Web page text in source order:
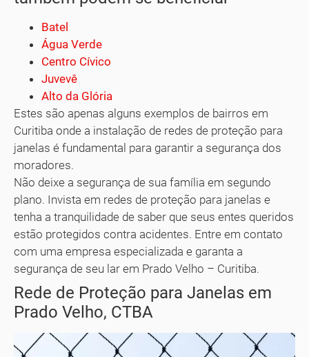
Batel
Água Verde
Centro Cívico
Juvevê
Alto da Glória
Estes são apenas alguns exemplos de bairros em
Curitiba onde a instalação de redes de proteção para
janelas é fundamental para garantir a segurança dos
moradores.
Não deixe a segurança de sua família em segundo
plano. Invista em redes de proteção para janelas e
tenha a tranquilidade de saber que seus entes queridos
estão protegidos contra acidentes. Entre em contato
com uma empresa especializada e garanta a
segurança de seu lar em Prado Velho – Curitiba.
Rede de Proteção para Janelas em
Prado Velho, CTBA